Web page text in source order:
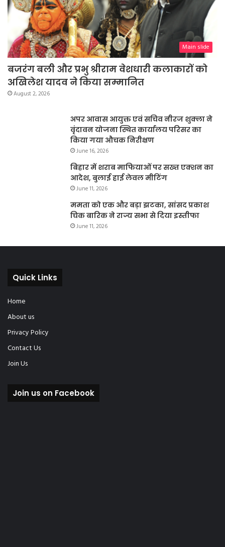
Main slide
बजरंग बली और प्रभु श्रीराम वेशधारी कलाकारों को
अखिलेश यादव ने किया सम्मानित
August 2, 2026
अपर आवास आयुक्त एवं सचिव नीरज शुक्ला ने
वृंदावन योजना स्थित कार्यालय परिसर का
किया गया औचक निरीक्षण
June 16, 2026
बिहार में शराब माफियाओं पर सख्त एक्शन का
आदेश, बुलाई हाई लेवल मीटिंग
June 11, 2026
ममता को एक और बड़ा झटका, सांसद प्रकाश
चिक बारिक ने राज्य सभा से दिया इस्तीफा
June 11, 2026
Quick Links
Home
About us
Privacy Policy
Contact Us
Join Us
Join us on Facebook